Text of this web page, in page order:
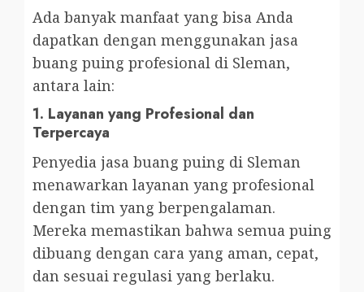
Ada banyak manfaat yang bisa Anda
dapatkan dengan menggunakan jasa
buang puing profesional di Sleman,
antara lain:
1. Layanan yang Profesional dan
Terpercaya
Penyedia jasa buang puing di Sleman
menawarkan layanan yang profesional
dengan tim yang berpengalaman.
Mereka memastikan bahwa semua puing
dibuang dengan cara yang aman, cepat,
dan sesuai regulasi yang berlaku.